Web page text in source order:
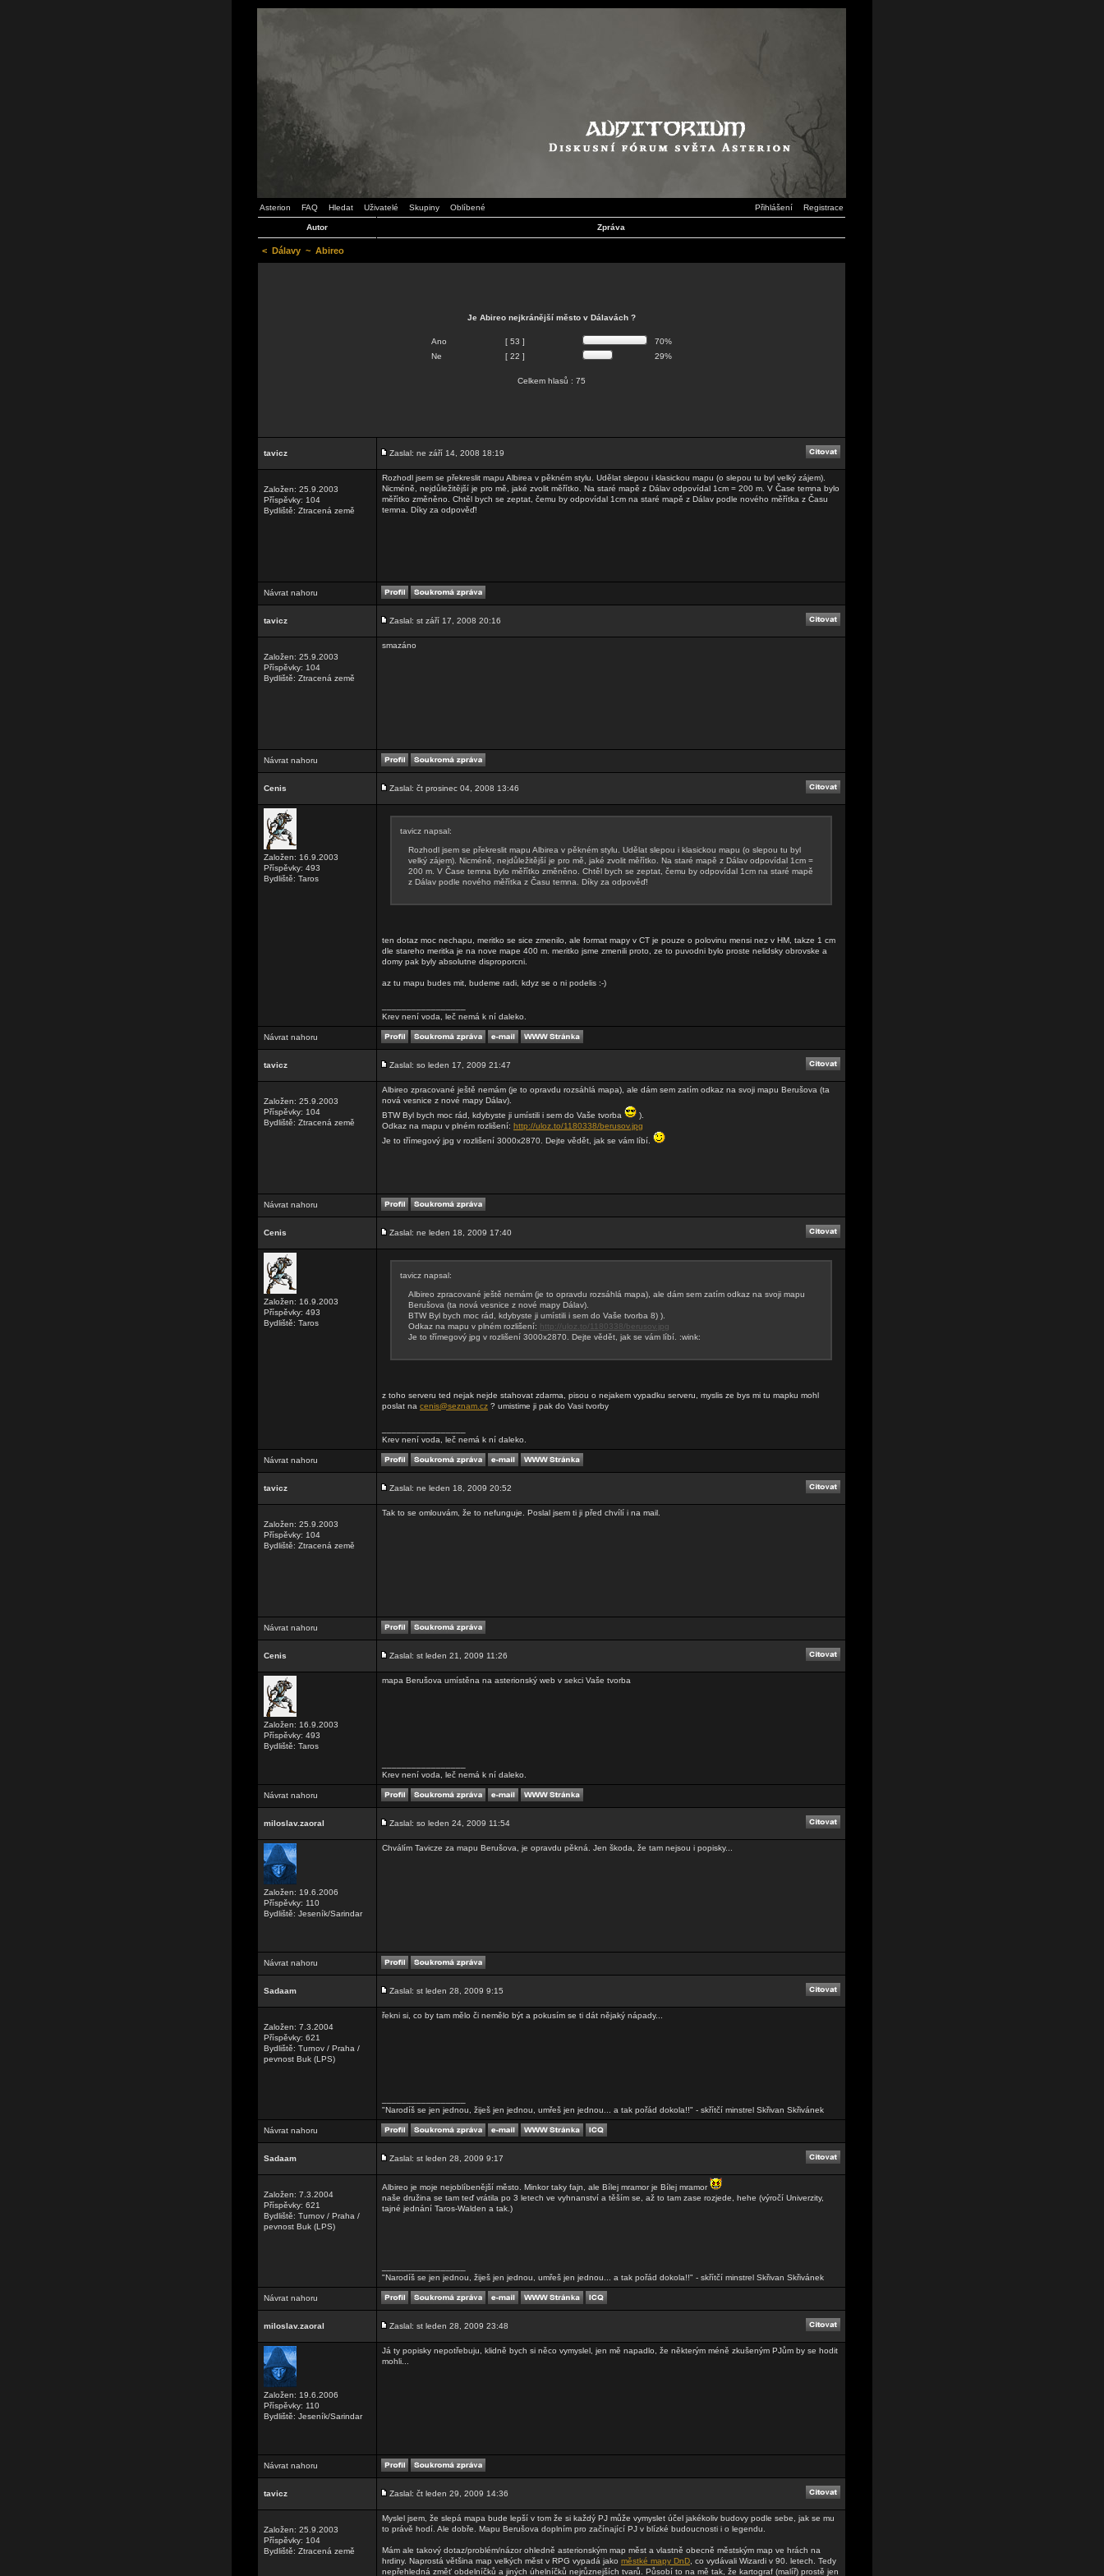
Asterion FAQ Hledat Uživatelé Skupiny Oblíbené Přihlášení Registrace
Autor Zpráva
< Dálavy ~ Abireo
Je Abireo nejkránější město v Dálavách ?
Ano [ 53 ]
70%
Ne
[ 22 ] 29%
Celkem hlasů : 75
tavicz Zaslal: ne září 14, 2008 18:19
Založen: 25.9.2003
Příspěvky: 104
Bydliště: Ztracená země
Rozhodl jsem se překreslit mapu Albirea v pěkném stylu. Udělat slepou i klasickou mapu (o slepou tu byl velký zájem).
Nicméně, nejdůležitější je pro mě, jaké zvolit měřítko. Na staré mapě z Dálav odpovídal 1cm = 200 m. V Čase temna bylo
měřítko změněno. Chtěl bych se zeptat, čemu by odpovídal 1cm na staré mapě z Dálav podle nového měřítka z Času
temna. Díky za odpověď!
Návrat nahoru
tavicz Zaslal: st září 17, 2008 20:16
Založen: 25.9.2003
Příspěvky: 104
Bydliště: Ztracená země
smazáno
Návrat nahoru
Cenis Zaslal: čt prosinec 04, 2008 13:46
Založen: 16.9.2003
Příspěvky: 493
Bydliště: Taros
tavicz napsal:
Rozhodl jsem se překreslit mapu Albirea v pěkném stylu. Udělat slepou i klasickou mapu (o slepou tu byl
velký zájem). Nicméně, nejdůležitější je pro mě, jaké zvolit měřítko. Na staré mapě z Dálav odpovídal 1cm =
200 m. V Čase temna bylo měřítko změněno. Chtěl bych se zeptat, čemu by odpovídal 1cm na staré mapě
z Dálav podle nového měřítka z Času temna. Díky za odpověď!
ten dotaz moc nechapu, meritko se sice zmenilo, ale format mapy v CT je pouze o polovinu mensi nez v HM, takze 1 cm
dle stareho meritka je na nove mape 400 m. meritko jsme zmenili proto, ze to puvodni bylo proste nelidsky obrovske a
domy pak byly absolutne disproporcni.
az tu mapu budes mit, budeme radi, kdyz se o ni podelis :-)
Krev není voda, leč nemá k ní daleko.
Návrat nahoru
tavicz Zaslal: so leden 17, 2009 21:47
Založen: 25.9.2003
Příspěvky: 104
Bydliště: Ztracená země
Albireo zpracované ještě nemám (je to opravdu rozsáhlá mapa), ale dám sem zatím odkaz na svoji mapu Berušova (ta
nová vesnice z nové mapy Dálav).
BTW Byl bych moc rád, kdybyste ji umístili i sem do Vaše tvorba
).
Odkaz na mapu v plném rozlišení: http://uloz.to/1180338/berusov.jpg
Je to třímegový jpg v rozlišení 3000x2870. Dejte vědět, jak se vám líbí.
Návrat nahoru
Cenis Zaslal: ne leden 18, 2009 17:40
Založen: 16.9.2003
Příspěvky: 493
Bydliště: Taros
tavicz napsal:
Albireo zpracované ještě nemám (je to opravdu rozsáhlá mapa), ale dám sem zatím odkaz na svoji mapu
Berušova (ta nová vesnice z nové mapy Dálav).
BTW Byl bych moc rád, kdybyste ji umístili i sem do Vaše tvorba 8) ).
Odkaz na mapu v plném rozlišení: http://uloz.to/1180338/berusov.jpg
Je to třímegový jpg v rozlišení 3000x2870. Dejte vědět, jak se vám líbí. :wink:
z toho serveru ted nejak nejde stahovat zdarma, pisou o nejakem vypadku serveru, myslis ze bys mi tu mapku mohl
poslat na cenis@seznam.cz ? umistime ji pak do Vasi tvorby
Krev není voda, leč nemá k ní daleko.
Návrat nahoru
tavicz Zaslal: ne leden 18, 2009 20:52
Založen: 25.9.2003
Příspěvky: 104
Bydliště: Ztracená země
Tak to se omlouvám, že to nefunguje. Poslal jsem ti ji před chvílí i na mail.
Návrat nahoru
Cenis Zaslal: st leden 21, 2009 11:26
Založen: 16.9.2003
Příspěvky: 493
Bydliště: Taros
mapa Berušova umístěna na asterionský web v sekci Vaše tvorba
Krev není voda, leč nemá k ní daleko.
Návrat nahoru
miloslav.zaoral Zaslal: so leden 24, 2009 11:54
Založen: 19.6.2006
Příspěvky: 110
Bydliště: Jeseník/Sarindar
Chválím Tavicze za mapu Berušova, je opravdu pěkná. Jen škoda, že tam nejsou i popisky...
Návrat nahoru
Sadaam Zaslal: st leden 28, 2009 9:15
Založen: 7.3.2004
Příspěvky: 621
Bydliště: Turnov / Praha /
pevnost Buk (LPS)
řekni si, co by tam mělo či nemělo být a pokusím se ti dát nějaký nápady...
"Narodíš se jen jednou, žiješ jen jednou, umřeš jen jednou... a tak pořád dokola!!" - skřítčí minstrel Skřivan Skřivánek
Návrat nahoru
Sadaam Zaslal: st leden 28, 2009 9:17
Založen: 7.3.2004
Příspěvky: 621
Bydliště: Turnov / Praha /
pevnost Buk (LPS)
Albireo je moje nejoblíbenější město. Minkor taky fajn, ale Bílej mramor je Bílej mramor
naše družina se tam teď vrátila po 3 letech ve vyhnanství a těším se, až to tam zase rozjede, hehe (výročí Univerzity,
tajné jednání Taros-Walden a tak.)
"Narodíš se jen jednou, žiješ jen jednou, umřeš jen jednou... a tak pořád dokola!!" - skřítčí minstrel Skřivan Skřivánek
Návrat nahoru
miloslav.zaoral Zaslal: st leden 28, 2009 23:48
Založen: 19.6.2006
Příspěvky: 110
Bydliště: Jeseník/Sarindar
Já ty popisky nepotřebuju, klidně bych si něco vymyslel, jen mě napadlo, že některým méně zkušeným PJům by se hodit
mohli...
Návrat nahoru
tavicz Zaslal: čt leden 29, 2009 14:36
Založen: 25.9.2003
Příspěvky: 104
Bydliště: Ztracená země
Myslel jsem, že slepá mapa bude lepší v tom že si každý PJ může vymyslet účel jakékoliv budovy podle sebe, jak se mu
to právě hodí. Ale dobře. Mapu Berušova doplním pro začínající PJ v blízké budoucnosti i o legendu.
Mám ale takový dotaz/problém/názor ohledně asterionským map měst a vlastně obecně městským map ve hrách na
hrdiny. Naprostá většina map velkých měst v RPG vypadá jako městké mapy DnD , co vydávali Wizardi v 90. letech. Tedy
nepřehledná změť obdelníčků a jiných úhelníčků nejrůznejších tvarů. Působí to na mě tak, že kartograf (malíř) prostě jen